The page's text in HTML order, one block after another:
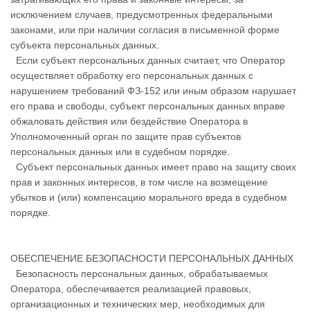
исключением случаев, предусмотренных федеральными
законами, или при наличии согласия в письменной форме
субъекта персональных данных.
Если субъект персональных данных считает, что Оператор
осуществляет обработку его персональных данных с
нарушением требований ФЗ-152 или иным образом нарушает
его права и свободы, субъект персональных данных вправе
обжаловать действия или бездействие Оператора в
Уполномоченный орган по защите прав субъектов
персональных данных или в судебном порядке.
Субъект персональных данных имеет право на защиту своих
прав и законных интересов, в том числе на возмещение
убытков и (или) компенсацию морального вреда в судебном
порядке.
ОБЕСПЕЧЕНИЕ БЕЗОПАСНОСТИ ПЕРСОНАЛЬНЫХ ДАННЫХ
Безопасность персональных данных, обрабатываемых
Оператора, обеспечивается реализацией правовых,
организационных и технических мер, необходимых для